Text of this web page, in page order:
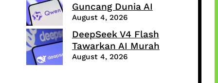
Guncang Dunia AI
August 4, 2026
DeepSeek V4 Flash
Tawarkan AI Murah
August 4, 2026